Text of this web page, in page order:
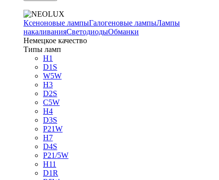
Ксеноновые лампыГалогеновые лампыЛампы
накаливанияСветодиодыОбманки
Немецкое качество
Типы ламп
H1
D1S
W5W
H3
D2S
C5W
H4
D3S
P21W
H7
D4S
P21/5W
H11
D1R